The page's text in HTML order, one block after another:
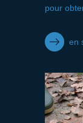
pour
en